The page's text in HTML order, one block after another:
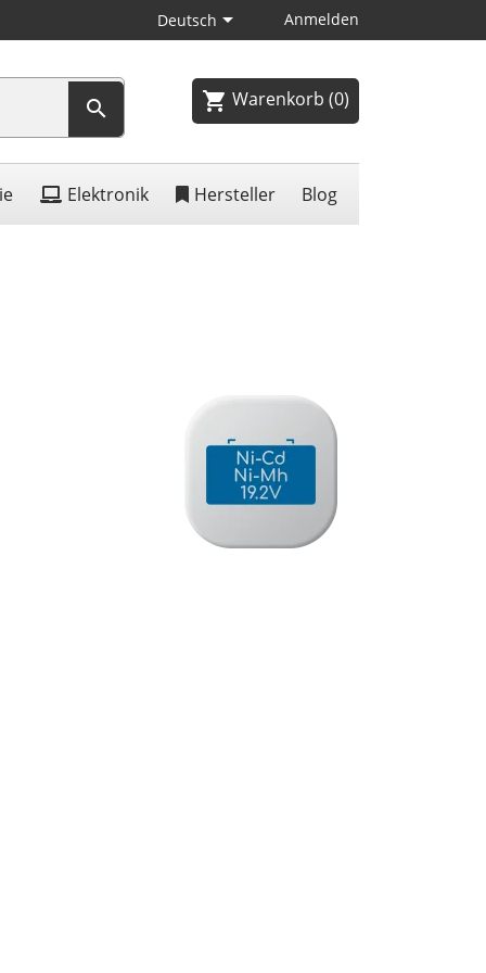
Deutsch Anmelden
 shopping_cart Warenkorb (0)
Elektronik Hersteller Blog